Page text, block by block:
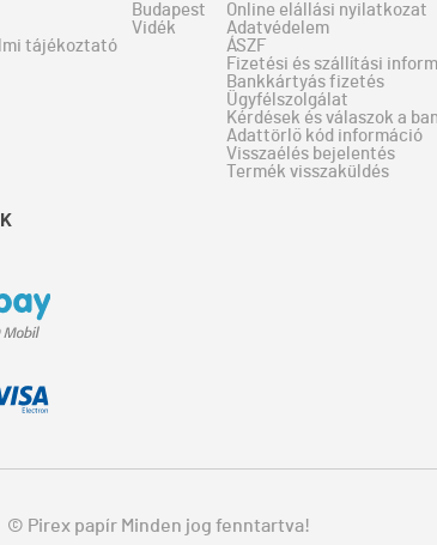
tájékoztató
Budapest
Vidék
Online elállási nyilatkozat
Adatvédelem
ÁSZF
Fizetési és szállítási
Bankkártyás fizetés
Ügyfélszolgálat
Kérdések és válaszok a
Adattörlő kód információ
Visszaélés bejelentés
Termék visszaküldés
© Pirex papír Minden jog fenntartva!